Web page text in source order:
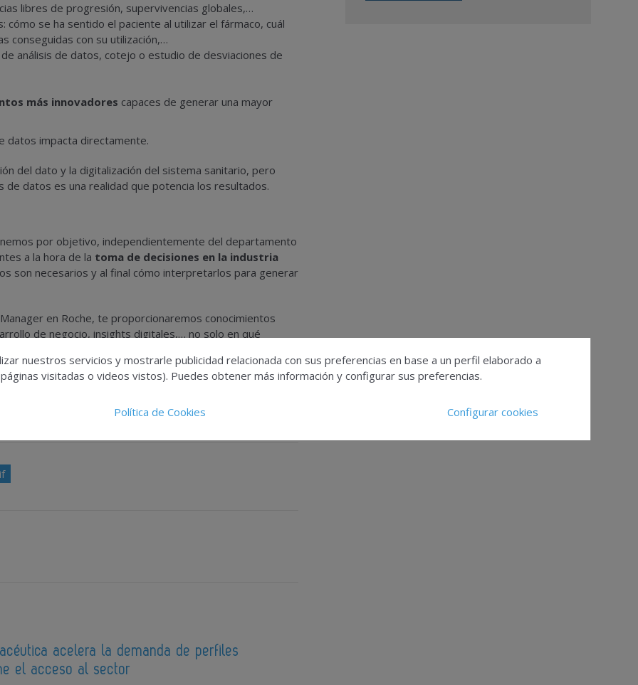
libres de progresión, supervivencias globales,…
cómo se ha sentido el paciente al utilizar el fármaco, cuál
conseguidas con su utilización,…
análisis de datos, cotejo o estudio de desviaciones de
más innovadores capaces de generar una mayor
datos impacta directamente.
del dato y la digitalización del sistema sanitario, pero
datos es una realidad que potencia los resultados.
por objetivo, independientemente del departamento
a la hora de la toma de decisiones en la industria
son necesarios y al final cómo interpretarlos para generar
en Roche, te proporcionaremos conocimientos
de negocio, insights digitales,… no solo en qué
Business
acelera la demanda de perfiles
el acceso al sector
nuestros servicios y mostrarle publicidad relacionada con sus preferencias en base a un perfil elaborado a
visitadas o videos vistos). Puedes obtener más información y configurar sus preferencias.
Política de Cookies Configurar cookies